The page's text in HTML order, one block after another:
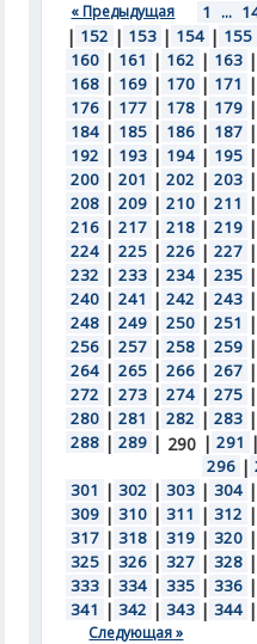
« Предыдущая 1 ...
| 152 | 153 | 154 | 155
160 | 161 | 162 | 163 |
168 | 169 | 170 | 171 |
176 | 177 | 178 | 179 |
184 | 185 | 186 | 187 |
192 | 193 | 194 | 195 |
200 | 201 | 202 | 203 |
208 | 209 | 210 | 211 |
216 | 217 | 218 | 219 |
224 | 225 | 226 | 227 |
232 | 233 | 234 | 235 |
240 | 241 | 242 | 243 |
248 | 249 | 250 | 251 |
256 | 257 | 258 | 259 |
264 | 265 | 266 | 267 |
272 | 273 | 274 | 275 |
280 | 281 | 282 | 283 |
288 | 289 | 290 | 291 |
296 |
301 | 302 | 303 | 304 |
309 | 310 | 311 | 312 |
317 | 318 | 319 | 320 |
325 | 326 | 327 | 328 |
333 | 334 | 335 | 336 |
341 | 342 | 343 | 344 |
Следующая »